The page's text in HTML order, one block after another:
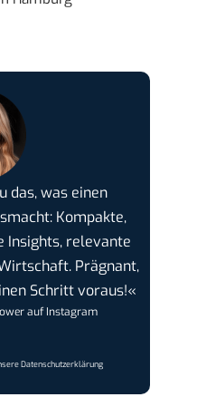
das, was einen
Kompakte,
Insights, relevante
Prägnant,
Schritt voraus!«
auf Instagram
Datenschutzerklärung